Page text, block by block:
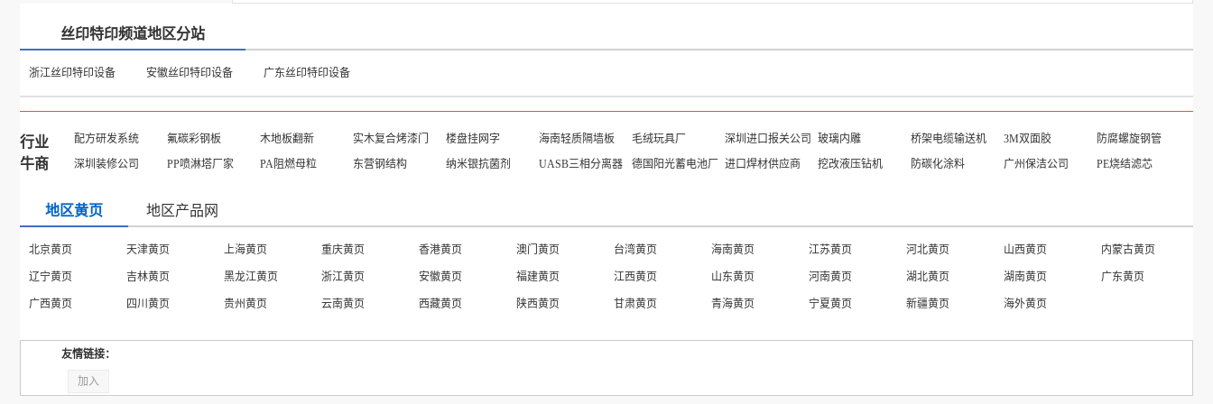
丝印特印频道地区分站
浙江丝印特印设备 安徽丝印特印设备 广东丝印特印设备
行业
牛商
配方研发系统 氟碳彩钢板 木地板翻新 实木复合烤漆门 楼盘挂网字 海南轻质隔墙板 毛绒玩具厂 深圳进口报关公司 玻璃内雕 桥架电缆输送机 3M双面胶
防腐螺旋钢管
深圳装修公司
PP喷淋塔厂家 PA阻燃母粒 东营钢结构 纳米银抗菌剂 UASB三相分离器 德国阳光蓄电池厂 进口焊材供应商 挖改液压钻机 防碳化涂料 广州保洁公司 PE烧结滤芯
地区黄页 地区产品网
辽宁产品 青海产品 重庆产品 香港产品 吉林产品 安徽产品 黑龙江产品 广西产品 山西产品 上海产品 甘肃产品 湖南产品
天津产品 西藏产品 浙江产品 内蒙古产品 宁夏产品 贵州产品 山东产品 福建产品 海南产品 河南产品 云南产品 河北产品
广东产品 江苏产品 湖北产品 四川产品 陕西产品 海外产品 台湾产品 江西产品 新疆产品 北京产品 澳门产品
友情链接：
加入